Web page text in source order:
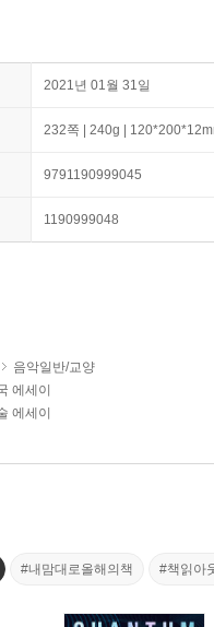
2021년 01월 31일
232쪽 | 240g |
9791190999045
1190999048
음악일반/교양
에세이
에세이
#내맘대로올해의책 #책읽아